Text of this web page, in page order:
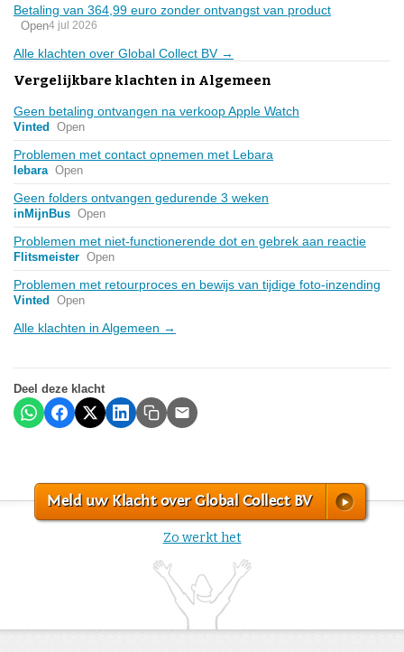
Betaling van 364,99 euro zonder ontvangst van product
Open4 jul 2026
Alle klachten over Global Collect BV →
Vergelijkbare klachten in Algemeen
Geen betaling ontvangen na verkoop Apple Watch
Vinted Open
Problemen met contact opnemen met Lebara
lebara Open
Geen folders ontvangen gedurende 3 weken
inMijnBus Open
Problemen met niet-functionerende dot en gebrek aan reactie
Flitsmeister Open
Problemen met retourproces en bewijs van tijdige foto-inzending
Vinted Open
Alle klachten in Algemeen →
Deel deze klacht
Meld uw Klacht over Global Collect BV
Zo werkt het